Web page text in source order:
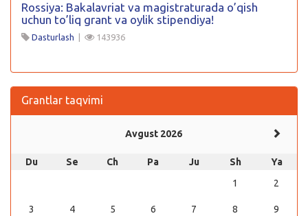
Rossiya: Bakalavriat va magistraturada o’qish
uchun to’liq grant va oylik stipendiya!
Dasturlash 143936
Grantlar taqvimi
Avgust 2026
Du Se Ch Pa Ju Sh
Ya
1
2
3 4 5 6 7 8 9